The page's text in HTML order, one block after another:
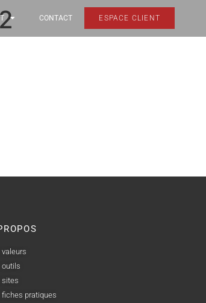
CONTACT ESPACE CLIENT
valeurs
outils
sites
fiches pratiques